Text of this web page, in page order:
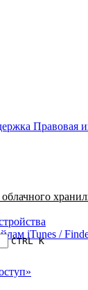
Правовая
CTRL K
облачного
iTunes /